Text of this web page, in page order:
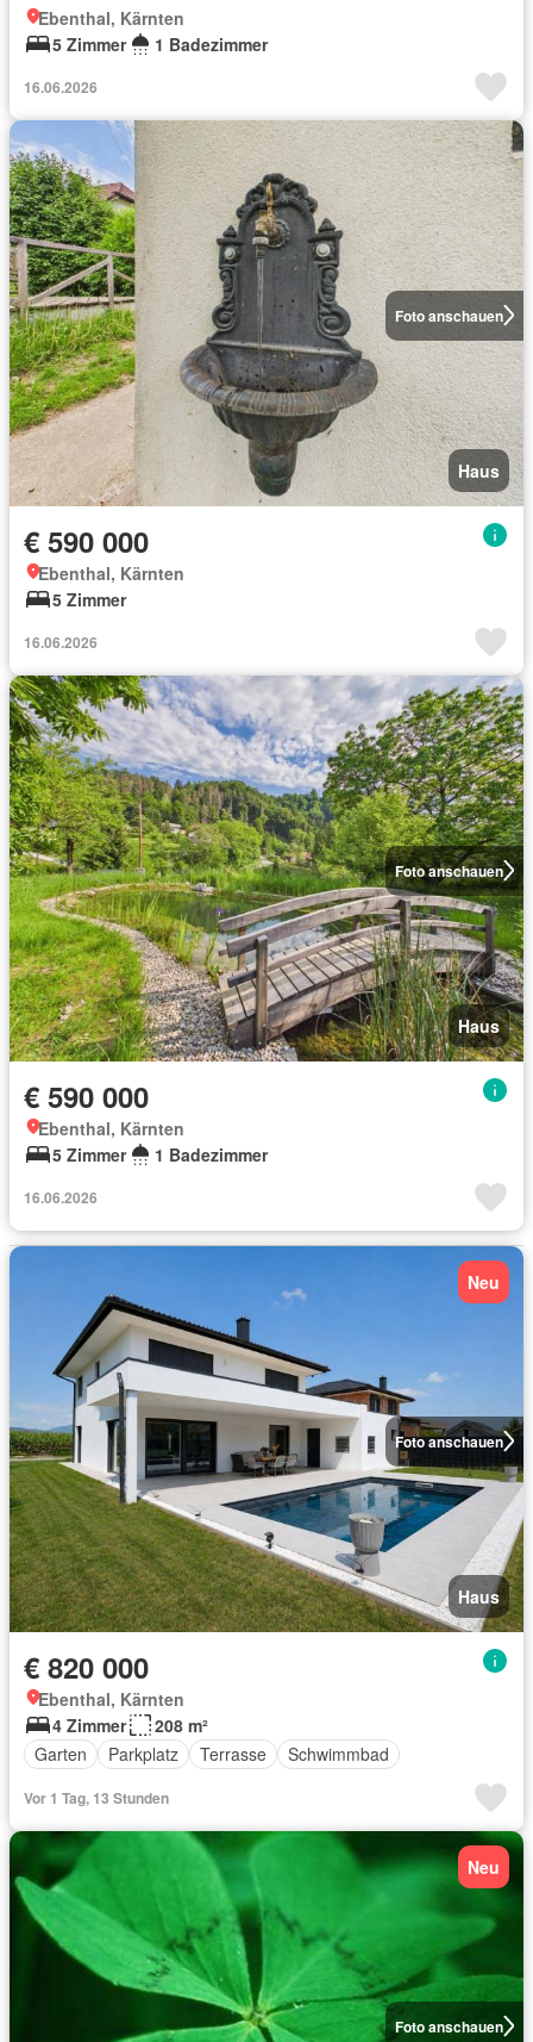
Ebenthal, Kärnten
5 Zimmer
1 Badezimmer
16.06.2026
Foto anschauen
Haus
€ 590 000
Ebenthal, Kärnten
5 Zimmer
16.06.2026
Foto anschauen
Haus
€ 590 000
Ebenthal, Kärnten
5 Zimmer
1 Badezimmer
16.06.2026
Foto anschauen
Neu
Haus
€ 820 000
Ebenthal, Kärnten
4 Zimmer
208 m²
Garten
Parkplatz Terrasse Schwimmbad
Vor 1 Tag, 13 Stunden
Foto anschauen
Neu